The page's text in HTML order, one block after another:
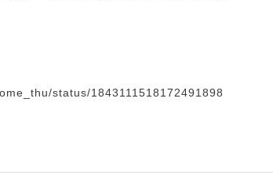
status/1843111518172491898